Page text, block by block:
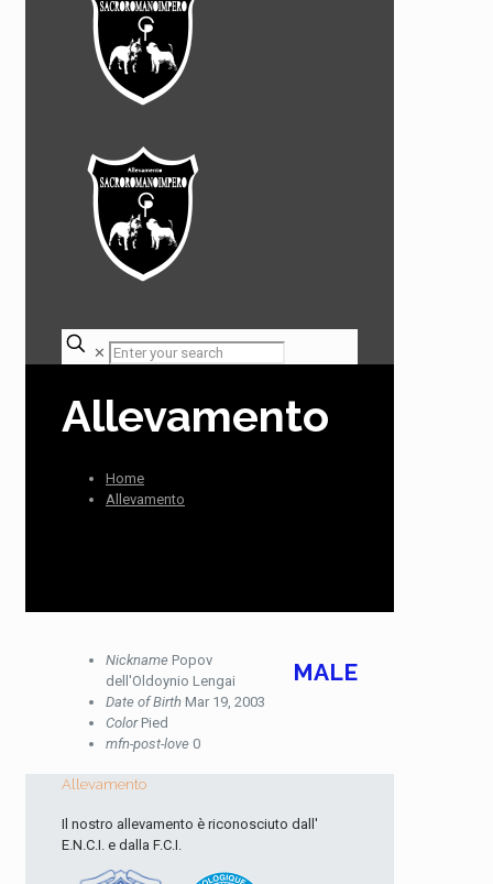
✕
Allevamento
Home
Allevamento
MALE
Nickname Popov
dell'Oldoynio Lengai
Date of Birth Mar 19, 2003
Color Pied
mfn-post-love 0
Allevamento
Il nostro allevamento è riconosciuto dall'
E.N.C.I. e dalla F.C.I.